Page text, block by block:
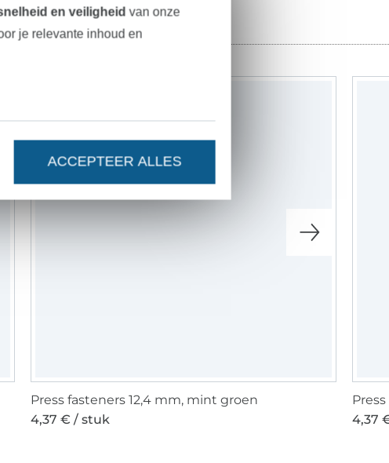
Press fasteners 12,4 mm, mint groen
4,37 € / stuk
4,37
en veiligheid van onze
je relevante inhoud en
ACCEPTEER ALLES